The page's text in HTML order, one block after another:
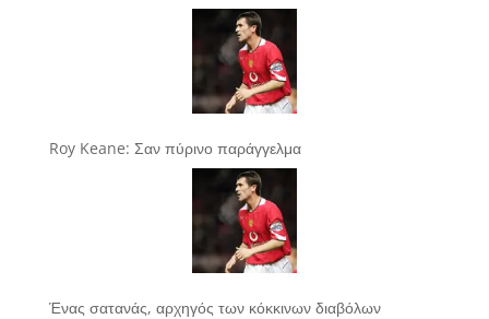
Roy Keane: Σαν πύρινο παράγγελμα
Ένας σατανάς, αρχηγός των κόκκινων διαβόλων